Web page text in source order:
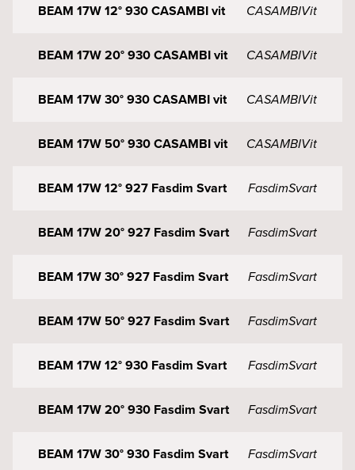
BEAM 17W 12° 930 CASAMBI vit CASAMBIVit
BEAM 17W 20° 930 CASAMBI vit CASAMBIVit
BEAM 17W 30° 930 CASAMBI vit CASAMBIVit
BEAM 17W 50° 930 CASAMBI vit CASAMBIVit
BEAM 17W 12° 927 Fasdim Svart FasdimSvart
BEAM 17W 20° 927 Fasdim Svart FasdimSvart
BEAM 17W 30° 927 Fasdim Svart FasdimSvart
BEAM 17W 50° 927 Fasdim Svart FasdimSvart
BEAM 17W 12° 930 Fasdim Svart FasdimSvart
BEAM 17W 20° 930 Fasdim Svart FasdimSvart
BEAM 17W 30° 930 Fasdim Svart FasdimSvart